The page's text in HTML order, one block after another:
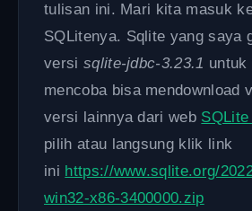
tulisan ini. Mari kita masuk
SQLitenya. Sqlite yang saya
versi sqlite-jdbc-3.23.1 untuk
mencoba bisa mendownload
versi lainnya dari web
pilih atau langsung klik link
ini https://www.sqlite.org/
win32-x86-3400000.zip